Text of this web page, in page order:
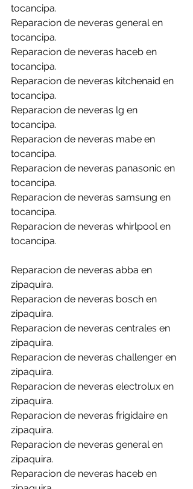
tocancipa.
Reparacion de neveras general en
tocancipa.
Reparacion de neveras haceb en
tocancipa.
Reparacion de neveras kitchenaid en
tocancipa.
Reparacion de neveras lg en
tocancipa.
Reparacion de neveras mabe en
tocancipa.
Reparacion de neveras panasonic en
tocancipa.
Reparacion de neveras samsung en
tocancipa.
Reparacion de neveras whirlpool en
tocancipa.
Reparacion de neveras abba en
zipaquira.
Reparacion de neveras bosch en
zipaquira.
Reparacion de neveras centrales en
zipaquira.
Reparacion de neveras challenger en
zipaquira.
Reparacion de neveras electrolux en
zipaquira.
Reparacion de neveras frigidaire en
zipaquira.
Reparacion de neveras general en
zipaquira.
Reparacion de neveras haceb en